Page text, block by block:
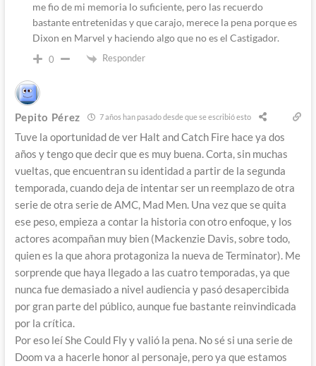
me fio de mi memoria lo suficiente, pero las recuerdo
bastante entretenidas y que carajo, merece la pena porque es
Dixon en Marvel y haciendo algo que no es el Castigador.
0 Responder
Pepito Pérez 7 años han pasado desde que se escribió esto
Tuve la oportunidad de ver Halt and Catch Fire hace ya dos
años y tengo que decir que es muy buena. Corta, sin muchas
vueltas, que encuentran su identidad a partir de la segunda
temporada, cuando deja de intentar ser un reemplazo de otra
serie de otra serie de AMC, Mad Men. Una vez que se quita
ese peso, empieza a contar la historia con otro enfoque, y los
actores acompañan muy bien (Mackenzie Davis, sobre todo,
quien es la que ahora protagoniza la nueva de Terminator). Me
sorprende que haya llegado a las cuatro temporadas, ya que
nunca fue demasiado a nivel audiencia y pasó desapercibida
por gran parte del público, aunque fue bastante reinvindicada
por la crítica.
Por eso leí She Could Fly y valió la pena. No sé si una serie de
Doom va a hacerle honor al personaje, pero ya que estamos